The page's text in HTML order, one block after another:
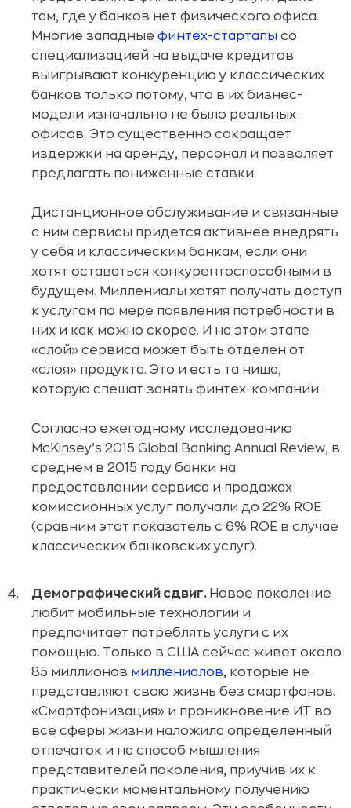
там, где у банков нет физического офиса.
Многие западные финтех-стартапы со
специализацией на выдаче кредитов
выигрывают конкуренцию у классических
банков только потому, что в их бизнес-
модели изначально не было реальных
офисов. Это существенно сокращает
издержки на аренду, персонал и позволяет
предлагать пониженные ставки.
Дистанционное обслуживание и связанные
с ним сервисы придется активнее внедрять
у себя и классическим банкам, если они
хотят оставаться конкурентоспособными в
будущем. Миллениалы хотят получать доступ
к услугам по мере появления потребности в
них и как можно скорее. И на этом этапе
«слой» сервиса может быть отделен от
«слоя» продукта. Это и есть та ниша,
которую спешат занять финтех-компании.
Согласно ежегодному исследованию
McKinsey’s 2015 Global Banking Annual Review, в
среднем в 2015 году банки на
предоставлении сервиса и продажах
комиссионных услуг получали до 22% ROE
(сравним этот показатель с 6% ROE в случае
классических банковских услуг).
Демографический сдвиг. Новое поколение
любит мобильные технологии и
предпочитает потреблять услуги с их
помощью. Только в США сейчас живет около
85 миллионов миллениалов, которые не
представляют свою жизнь без смартфонов.
«Смартфонизация» и проникновение ИТ во
все сферы жизни наложила определенный
отпечаток и на способ мышления
представителей поколения, приучив их к
практически моментальному получению